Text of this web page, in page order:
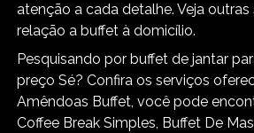
atenção a cada detalhe. Veja
relação a buffet à domicílio.
Pesquisando por buffet de jantar
preço Sé? Confira os serviços
Amêndoas Buffet, você pode
Coffee Break Simples, Buffet De